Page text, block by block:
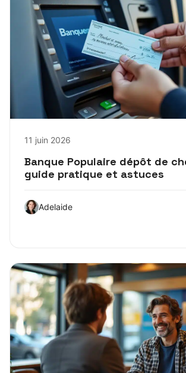
11 juin 2026
Banque Populaire dépôt de
guide pratique et astuces
Adelaide